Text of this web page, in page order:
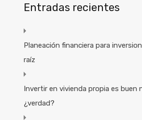
Entradas recientes
Planeación financiera para
raíz
Invertir en vivienda propia es buen
¿verdad?